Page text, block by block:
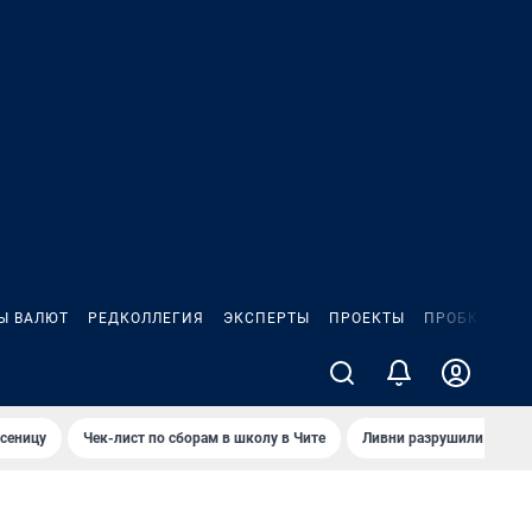
ВАЛЮТ РЕДКОЛЛЕГИЯ ЭКСПЕРТЫ ПРОЕКТЫ ПРОБКИ
Чек-лист по сборам в школу в Чите Ливни разрушили